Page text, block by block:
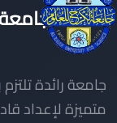
جامعة رائدة
متميزة لإعداد